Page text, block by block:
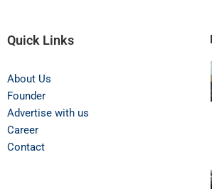
Quick Links
About Us
Founder
Advertise with us
Career
Contact